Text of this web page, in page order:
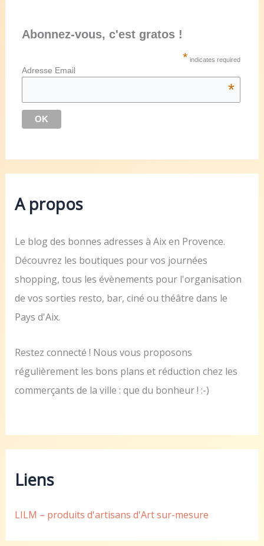
Abonnez-vous, c'est gratos !
* indicates required
Adresse Email
*
A propos
Le blog des bonnes adresses à Aix en Provence.
Découvrez les boutiques pour vos journées
shopping, tous les évènements pour l'organisation
de vos sorties resto, bar, ciné ou théâtre dans le
Pays d'Aix.
Restez connecté ! Nous vous proposons
régulièrement les bons plans et réduction chez les
commerçants de la ville : que du bonheur ! :-)
Liens
LILM – produits d'artisans d'Art sur-mesure